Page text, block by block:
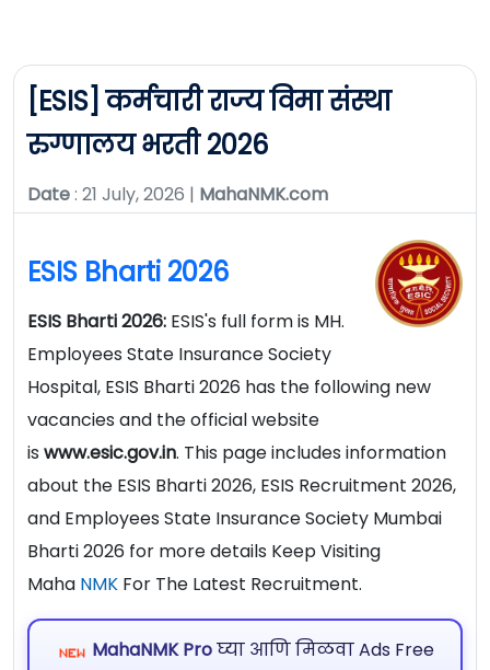
[ESIS] कर्मचारी राज्य विमा संस्था
रुग्णालय भरती 2026
Date: 21 July, 2026 | MahaNMK.com
ESIS Bharti 2026
ESIS Bharti 2026: ESIS's full form is MH.
Employees State Insurance Society
Hospital, ESIS Bharti 2026 has the following new
vacancies and the official website
is www.esic.gov.in. This page includes information
about the ESIS Bharti 2026, ESIS Recruitment 2026,
and Employees State Insurance Society Mumbai
Bharti 2026 for more details Keep Visiting
Maha NMK For The Latest Recruitment.
MahaNMK Proघ्या आणि मिळवा Ads Free